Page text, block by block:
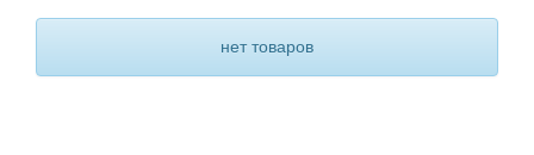
нет товаров